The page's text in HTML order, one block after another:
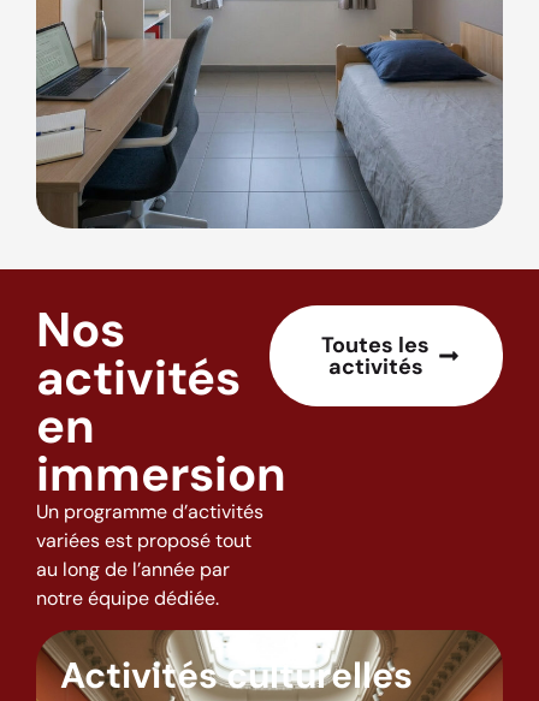
Nos
activités
en
immersion
Un programme d’activités
variées est proposé tout
au long de l’année par
notre équipe dédiée.
Toutes les
activités
Activités culturelles